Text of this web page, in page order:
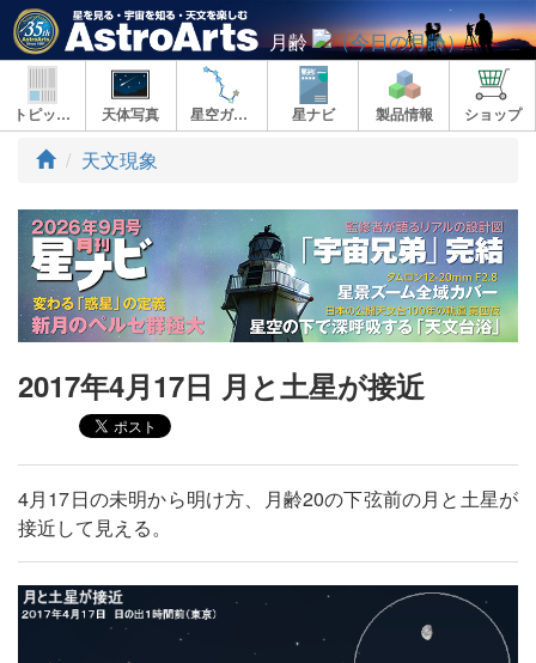
月齢
トピックス 天体写真 星空ガイド 星ナビ 製品情報 ショップ
ト
プ
天文現象
2017年4月17日 月と土星が接近
4月17日の未明から明け方、月齢20の下弦前の月と土星が
接近して見える。